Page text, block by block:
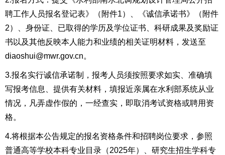
聘工作人员报名登记表》（附件1）、《诚信承诺书》（附件
2）、身份证、已取得的学历及学位证书、科研成果及奖励证
书以及其他反映本人能力和业绩的相关证明材料，发送至
diaoshui@mwr.gov.cn。
3.报名实行诚信承诺制，报考人员须按照要求如实、准确填
写报考信息、提供有关材料，填报近亲属在水利部系统从业
情况，凡弄虚作假的，一经查实，即取消考试资格或聘用资
格。
4.将根据本公告规定的报名资格条件和招聘岗位要求，参照
普通高等学校本科专业目录（2025年）、研究生招生学科专